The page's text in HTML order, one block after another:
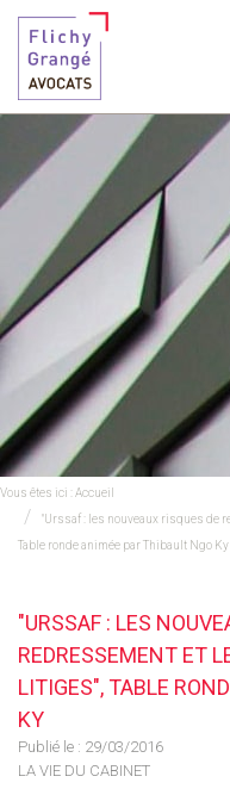
Vous êtes ici :Accueil
"Urssaf : les nouveaux risques de
Table ronde animée par Thibault Ngo Ky
"URSSAF : LES
REDRESSEMENT ET
LITIGES", TABLE
KY
Publié le : 29/03/2016
LA VIE DU CABINET